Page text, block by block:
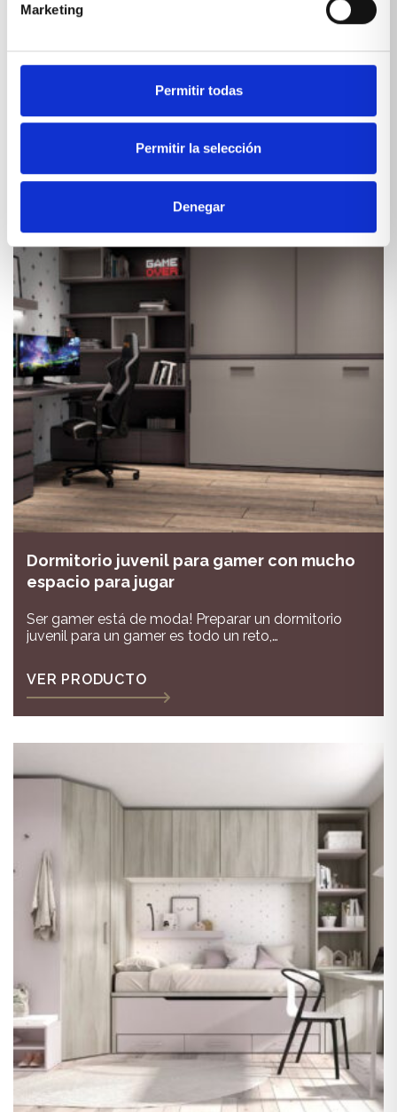
Marketing
Permitir todas
Permitir la selección
Denegar
adolescentes
Dormitorio juvenil para gamer con mucho
espacio para jugar
Ser gamer está de moda! Preparar un dormitorio
juvenil para un gamer es todo un reto,
donde poder poner tus pantallas y espacio para el
juego, en este dormitorio tienes todo lo que buscas!
VER PRODUCTO